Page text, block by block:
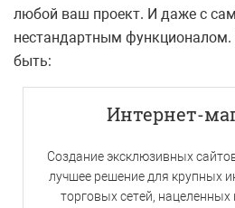
любой ваш проект. И даже с
нестандартным функционалом.
быть:
Интернет-
Создание эксклюзивных
лучшее решение для крупных
торговых сетей, нацеленных